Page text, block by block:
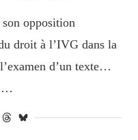
opposition
droit à l’IVG dans la
d’un texte…
…